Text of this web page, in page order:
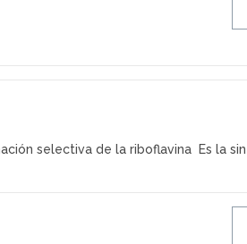
selectiva de la riboflavina Es la